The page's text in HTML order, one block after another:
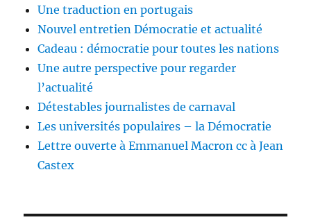
Une traduction en portugais
Nouvel entretien Démocratie et actualité
Cadeau : démocratie pour toutes les nations
Une autre perspective pour regarder
l’actualité
Détestables journalistes de carnaval
Les universités populaires – la Démocratie
Lettre ouverte à Emmanuel Macron cc à Jean
Castex